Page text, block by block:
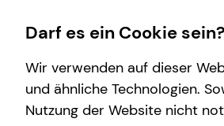
Wissenswertes
Service
Finanzberatung
Karriere
Darf es ein Cookie sein?
Wir verwenden auf dieser
und ähnliche Technologien.
Nutzung der Website nicht